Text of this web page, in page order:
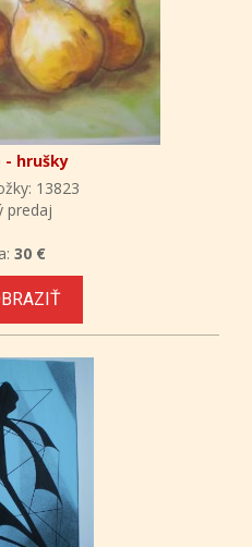
- hrušky
13823
predaj
30 €